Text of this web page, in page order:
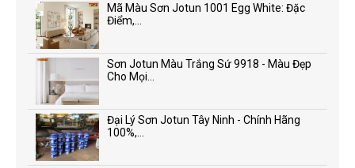
Mã Màu Sơn Jotun 1001 Egg White: Đặc
Điểm,...
Sơn Jotun Màu Trắng Sứ 9918 - Màu Đẹp
Cho Mọi...
Đại Lý Sơn Jotun Tây Ninh - Chính Hãng
100%,...